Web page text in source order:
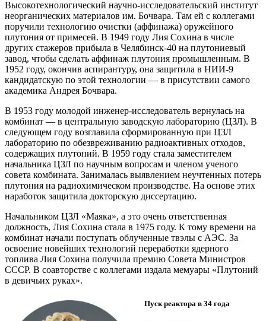
Высокотехнологический научно-исследовательский институт
неорганических материалов им. Бочвара. Там ей с коллегами
поручили технологию очистки (аффинажа) оружейного
плутония от примесей. В 1949 году Лия Сохина в числе
других стажеров прибыла в Челябинск‑40 на плутониевый
завод, чтобы сделать аффинаж плутония промышленным. В
1952 году, окончив аспирантуру, она защитила в НИИ‑9
кандидатскую по этой технологии — ​в присутствии самого
академика Андрея Бочвара.
В 1953 году молодой инженер-исследователь вернулась на
комбинат — ​в центральную заводскую лабораторию (ЦЗЛ). В
следующем году возглавила сформированную при ЦЗЛ
лабораторию по обезвреживанию радиоактивных отходов,
содержащих плутоний. В 1959 году стала заместителем
начальника ЦЗЛ по научным вопросам и членом ученого
совета комбината. Занималась выявлением неучтенных потерь
плутония на радиохимическом производстве. На основе этих
наработок защитила докторскую диссертацию.
Начальником ЦЗЛ «Маяка», а это очень ответственная
должность, Лия Сохина стала в 1975 году. К тому времени на
комбинат начали поступать облученные твэлы с АЭС. За
освоение новейших технологий переработки ядерного
топлива Лия Сохина получила премию Совета Министров
СССР. В соавторстве с коллегами издала мемуары «Плутоний
в девичьих руках».
Пуск реактора в 34 года